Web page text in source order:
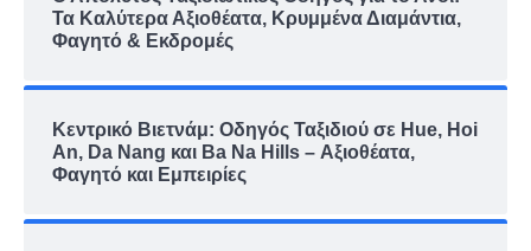
Τα Καλύτερα Αξιοθέατα, Κρυμμένα Διαμάντια,
Φαγητό & Εκδρομές
Κεντρικό Βιετνάμ: Οδηγός Ταξιδιού σε Hue, Hoi
An, Da Nang και Ba Na Hills – Αξιοθέατα,
Φαγητό και Εμπειρίες